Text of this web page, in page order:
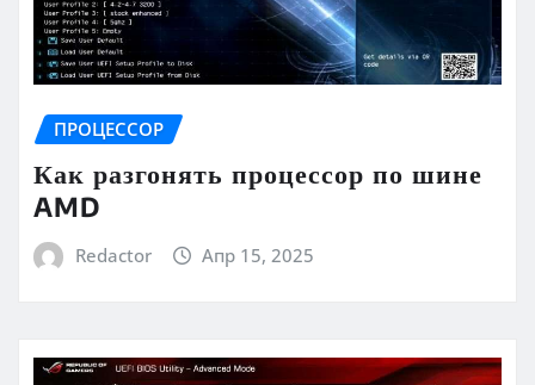
ПРОЦЕССОР
Как разгонять процессор по шине
AMD
Redactor Апр 15, 2025